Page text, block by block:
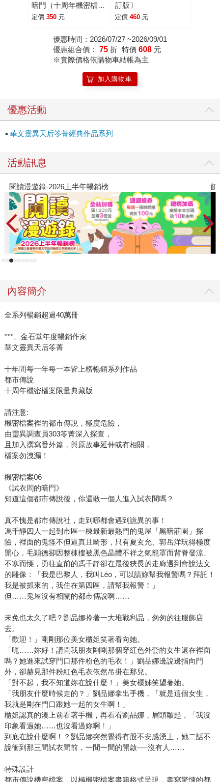
暗門（十周年機密檔案
限量典藏版+番外篇）
定價 350 元
訂版〕
定價 460 元
優惠時間：2026/07/27 ~2026/09/01
優惠組合價： 75 折 特價 608 元
※實際價格依購物車結帳為主
加入購物車
優惠活動
華文靈異天后笭菁經典作品系列
活動訊息
閱讀漫遊錄-2026上半年暢銷榜 飢
內容簡介
全系列暢銷超過40萬冊
***、金石堂年度暢銷作家
華文靈異天后笭菁
十年間每一年每一本皆上榜暢銷系列作品
都市傳說
十周年機密檔案限量典藏版
請注意:
機密檔案裡的都市傳說，極度危險，
由靈異調查員303笭菁深入探查，
且加入撰寫番外篇，與原故事延伸或有相關，
檔案勿洩漏！
機密檔案06
《試衣間的暗門》
知道這個都市傳說後，你還敢一個人進入試衣間嗎？
真不愧是都市傳說社，走到哪都會遇到詭異的事！
馮千靜四人一起到市區一棟最新最熱門的鬼屋「黑暗莊園」探
險，裡面的鬼怪不但逼真且畸形，只有夏玄允、郭岳洋玩得極度
開心，毛穎德卻因整棟樓被黑色晶體不祥之氣籠罩而背脊發涼、
不寒而慄，勇往直前的馮千靜卻在最後狹長的走廊遇到會說法文
的雕像：「我是巴黎人，我叫Léo，可以請妳幫我報警嗎？拜託！
我是被抓來的，我住在第四區，請幫我報警！」
但……鬼屋沒有相關的都市傳說啊……
未免也太久了吧？劉品娜拎著一大堆戰利品，匆匆的往服飾店
去。
「歡迎！」剛剛那位美女櫃姐笑著看向她。
「呃……妳好！請問我朋友剛剛那個穿紅色外套的女生還在裡面
嗎？她進來試穿門口那件粉色的毛衣！」劉品娜邊說邊指向門
外，卻赫見那件粉紅色毛衣依然吊掛在那兒。
「對不起，我不知道妳在說什麼！」美女櫃姊笑望著她。
「我朋友什麼時候走的？」劉品娜拿出手機，「就是這個女生，
我就是剛在門口跟她一起的女生啊！」
櫃姐認真的湊上前看著手機，再看看劉品娜，眉頭皺起，「我沒
印象看過她……也沒看過妳啊！」
到底在說什麼啊！？劉品娜突然覺得有股不安感湧上，她二話不
說衝到那三間試衣間前，一間一間的開啟──沒有人……
特殊設計
都市傳說機密檔案，以極機密檔案書籍格式呈現，書寫驚悚的都